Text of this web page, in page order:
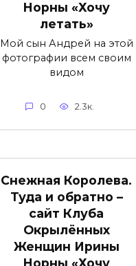
Норны «Хочу
летать»
Мой сын Андрей на этой
фотографии всем своим
видом
0 2.3к.
Снежная Королева.
Туда и обратно –
сайт Клуба
Окрылённых
Женщин Ирины
Норны «Хочу